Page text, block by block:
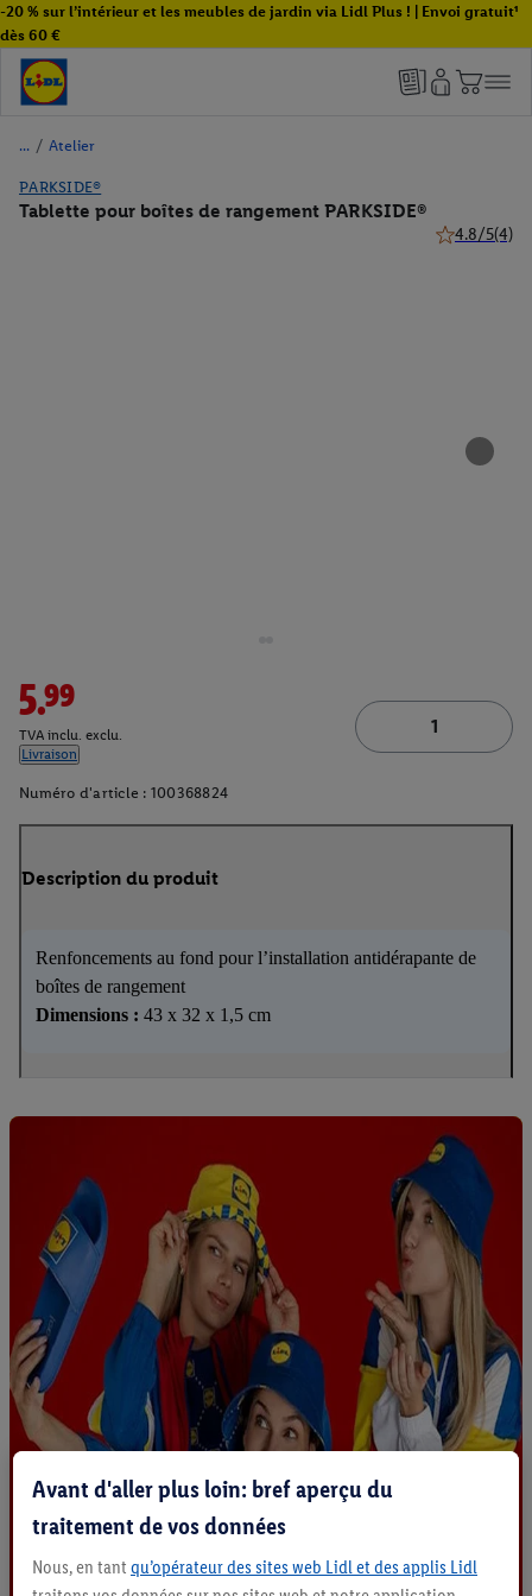
-20 % sur l’intérieur et les meubles de jardin via Lidl Plus ! | Envoi gratuit¹
dès 60 €
/ Atelier
PARKSIDE®
Tablette pour boîtes de rangement PARKSIDE®
4.8/5(4)
5.99
TVA inclu. exclu.
Livraison
Numéro d'article : 100368824
Description du produit
Renfoncements au fond pour l’installation antidérapante de
boîtes de rangement
Dimensions : 43 x 32 x 1,5 cm
Avant d'aller plus loin: bref aperçu du
traitement de vos données
Nous, en tant qu’opérateur des sites web Lidl et des applis Lidl